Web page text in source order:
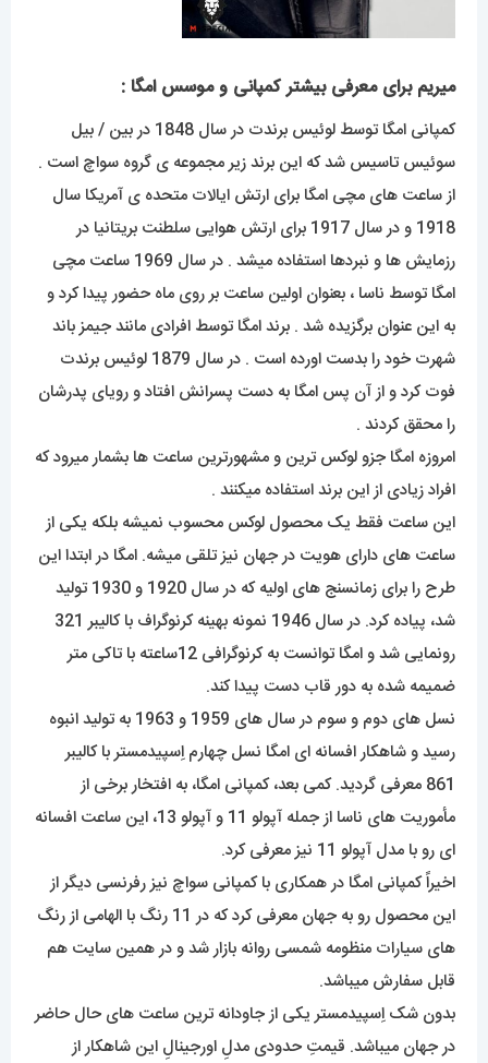
میریم برای معرفی بیشتر کمپانی و موسس امگا :
کمپانی امگا توسط لوئیس برندت در سال 1848 در بین / بیل
سوئیس تاسیس شد که این برند زیر مجموعه ی گروه سواچ است .
از ساعت های مچی امگا برای ارتش ایالات متحده ی آمریکا سال
1918 و در سال 1917 برای ارتش هوایی سلطنت بریتانیا در
رزمایش ها و نبردها استفاده میشد . در سال 1969 ساعت مچی
امگا توسط ناسا ، بعنوان اولین ساعت بر روی ماه حضور پیدا کرد و
به این عنوان برگزیده شد . برند امگا توسط افرادی مانند جیمز باند
شهرت خود را بدست اورده است . در سال 1879 لوئیس برندت
فوت کرد و از آن پس امگا به دست پسرانش افتاد و رویای پدرشان
را محقق کردند .
امروزه امگا جزو لوکس ترین و مشهورترین ساعت ها بشمار میرود که
افراد زیادی از این برند استفاده میکنند .
این ساعت فقط یک محصول لوکس محسوب نمیشه بلکه یکی از
ساعت های دارای هویت در جهان نیز تلقی میشه. امگا در ابتدا این
طرح را برای زمانسنج های اولیه که در سال 1920 و 1930 تولید
شد، پیاده کرد. در سال 1946 نمونه بهینه کرنوگراف با کالیبر 321
رونمایی شد و امگا توانست به کرنوگرافی 12ساعته با تاکی متر
ضمیمه شده به دور قاب دست پیدا کند.
نسل های دوم و سوم در سال های 1959 و 1963 به تولید انبوه
رسید و شاهکار افسانه ای امگا نسل چهارم اِسپیدمستر با کالیبر
861 معرفی گردید. کمی بعد، کمپانی امگا، به افتخار برخی از
مأموریت های ناسا از جمله آپولو 11 و آپولو 13، این ساعت افسانه
ای رو با مدل آپولو 11 نیز معرفی کرد.
اخیراً کمپانی امگا در همکاری با کمپانی سواچ نیز رفرنسی دیگر از
این محصول رو به جهان معرفی کرد که در 11 رنگ با الهامی از رنگ
های سیارات منظومه شمسی روانه بازار شد و در همین سایت هم
قابل سفارش میباشد.
بدون شک اِسپیدمستر یکی از جاودانه ترین ساعت های حال حاضر
در جهان میباشد. قیمتِ حدودی مدلِ اورجینالِ این شاهکار از